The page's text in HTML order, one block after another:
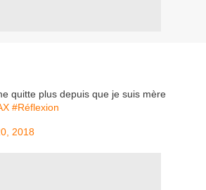
quitte plus depuis que je suis mère
#Réflexion
2018